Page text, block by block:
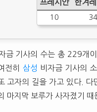
프레시안 한겨
10 34
금 기사의 수는 총 229개
전히 삼성 비자금 기사의
고자의 길을 가고 있다.
마지막 보루가 사자졌기 때